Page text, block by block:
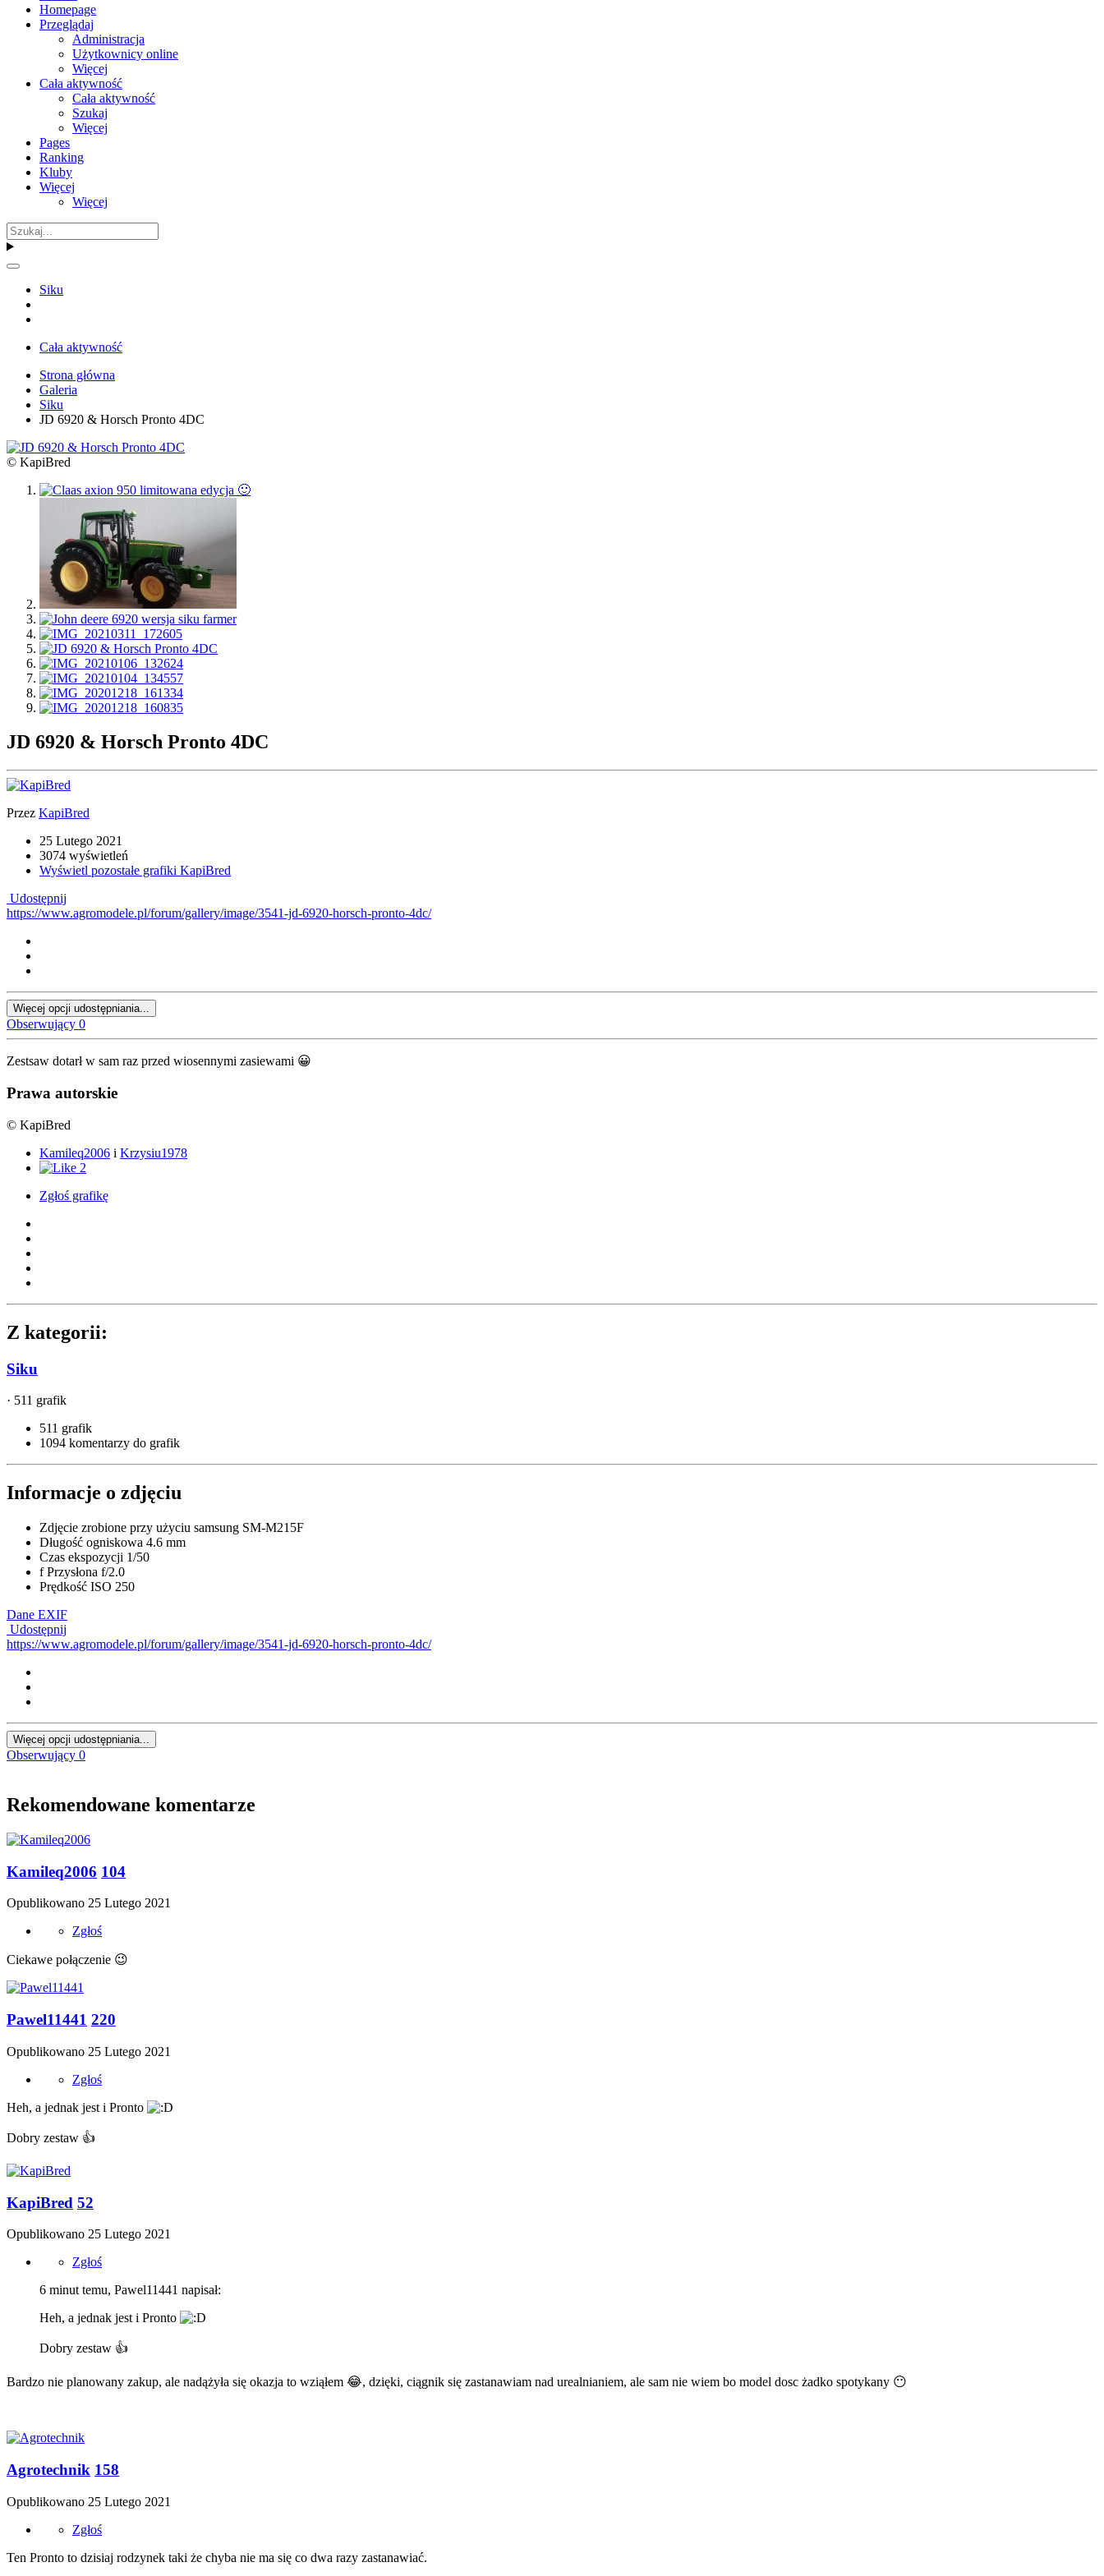
Homepage
Przeglądaj
Administracja
Użytkownicy online
Więcej
Cała aktywność
Cała aktywność
Szukaj
Więcej
Pages
Ranking
Kluby
Więcej
Więcej
Siku
Cała aktywność
Strona główna
Galeria
Siku
JD 6920 & Horsch Pronto 4DC
© KapiBred
JD 6920 & Horsch Pronto 4DC
Przez KapiBred
25 Lutego 2021
3074 wyświetleń
Wyświetl pozostałe grafiki KapiBred
Udostępnij
https://www.agromodele.pl/forum/gallery/image/3541-jd-6920-horsch-pronto-4dc/
Więcej opcji udostępniania...
Obserwujący 0
Zestsaw dotarł w sam raz przed wiosennymi zasiewami 😀
Prawa autorskie
© KapiBred
Kamileq2006 i Krzysiu1978
2
Zgłoś grafikę
Z kategorii:
Siku
· 511 grafik
511 grafik
1094 komentarzy do grafik
Informacje o zdjęciu
Zdjęcie zrobione przy użyciu samsung SM-M215F
Długość ogniskowa 4.6 mm
Czas ekspozycji 1/50
f Przysłona f/2.0
Prędkość ISO 250
Dane EXIF
Udostępnij
https://www.agromodele.pl/forum/gallery/image/3541-jd-6920-horsch-pronto-4dc/
Więcej opcji udostępniania...
Obserwujący 0
Rekomendowane komentarze
Kamileq2006 104
Opublikowano 25 Lutego 2021
Zgłoś
Ciekawe połączenie 😉
Pawel11441 220
Opublikowano 25 Lutego 2021
Zgłoś
Heh, a jednak jest i Pronto
Dobry zestaw 👍
KapiBred 52
Opublikowano 25 Lutego 2021
Zgłoś
6 minut temu, Pawel11441 napisał:
Heh, a jednak jest i Pronto
Dobry zestaw 👍
Bardzo nie planowany zakup, ale nadążyła się okazja to wziąłem 😂, dzięki, ciągnik się zastanawiam nad urealnianiem, ale sam nie wiem bo model dosc żadko spotykany 😶
Agrotechnik 158
Opublikowano 25 Lutego 2021
Zgłoś
Ten Pronto to dzisiaj rodzynek taki że chyba nie ma się co dwa razy zastanawiać.